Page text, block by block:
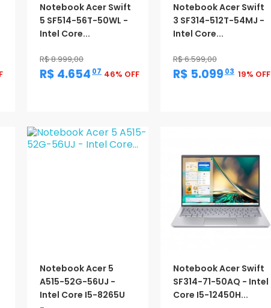
Notebook Acer Swift
5 SF514-56T-50WL -
Intel Core...
R$ 8.999,00
R$ 4.654 ,07 46% OFF
Notebook Acer Swift
3 SF314-512T-54MJ -
Intel Core...
R$ 6.599,00
R$ 5.099 ,03 19% OFF
Notebook Acer 5
A515-52G-56UJ -
Intel Core I5-8265U
Notebook Acer Swift
SF314-71-50AQ - Intel
Core I5-12450H...